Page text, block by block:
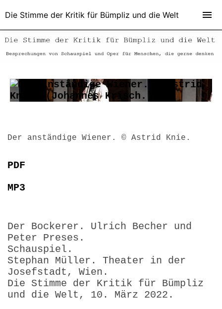
Der anständige Wiener. © Astrid Knie.
PDF
MP3
Der Bockerer. Ulrich Becher und
Peter Preses.
Schauspiel.
Stephan Müller. Theater in der
Josefstadt, Wien.
Die Stimme der Kritik für Bümpliz
und die Welt, 10. März 2022.
Die Stimme der Kritik für Bümpliz und die Welt